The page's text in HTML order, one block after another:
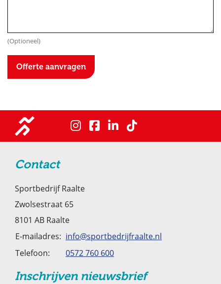
(Optioneel)
Important
Offerte aanvragen
Contact
Sportbedrijf Raalte
Zwolsestraat 65
8101 AB Raalte
E-mailadres: info@sportbedrijfraalte.nl
Telefoon:
0572 760 600
Inschrijven nieuwsbrief